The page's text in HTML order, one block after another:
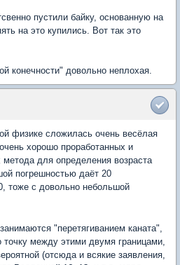
пустили байку, основанную на
на это купились. Вот так это
конечности" довольно неплохая.
физике сложилась очень весёлая
хорошо проработанных и
метода для определения возраста
погрешностью даёт 20
тоже с довольно небольшой
"перетягиванием каната",
точку между этими двумя границами,
(отсюда и всякие заявления,